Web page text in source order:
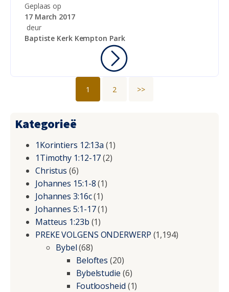
Geplaas op
17 March 2017
deur
Baptiste Kerk Kempton Park
1 2 >>
Kategorieë
1Korintiers 12:13a (1)
1Timothy 1:12-17(2)
Christus (6)
Johannes 15:1-8(1)
Johannes 3:16c(1)
Johannes 5:1-17(1)
Matteus 1:23b (1)
PREKE VOLGENS ONDERWERP (1,194)
Bybel(68)
Beloftes (20)
Bybelstudie (6)
Foutloosheid (1)